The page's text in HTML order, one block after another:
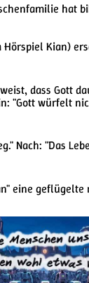
hat
Kian)
dass Gott
"Gott würfelt
Nach: "Das
eine